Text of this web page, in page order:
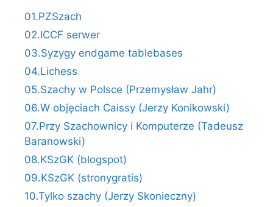
01.PZSzach
02.ICCF serwer
03.Syzygy endgame tablebases
04.Lichess
05.Szachy w Polsce (Przemysław Jahr)
06.W objęciach Caissy (Jerzy Konikowski)
07.Przy Szachownicy i Komputerze (Tadeusz
Baranowski)
08.KSzGK (blogspot)
09.KSzGK (stronygratis)
10.Tylko szachy (Jerzy Skonieczny)